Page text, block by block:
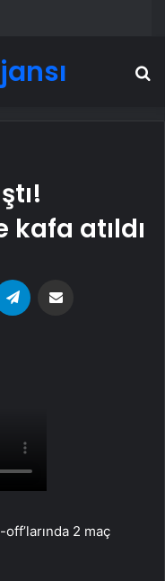
kafa atıldı
2 maç